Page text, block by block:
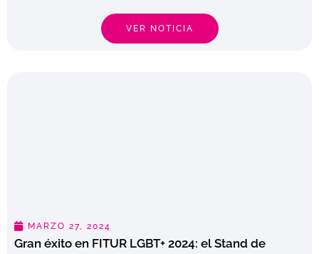
VER NOTICIA
MARZO 27, 2024
Gran éxito en FITUR LGBT+ 2024: el Stand de